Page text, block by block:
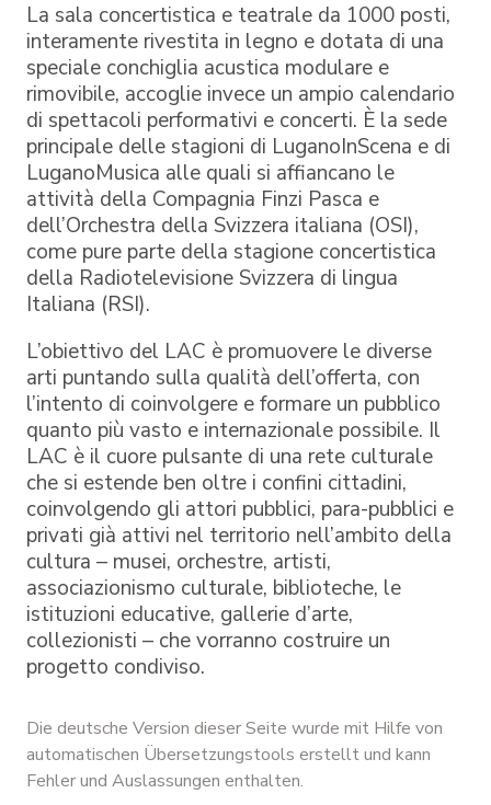
La sala concertistica e teatrale da 1000 posti,
interamente rivestita in legno e dotata di una
speciale conchiglia acustica modulare e
rimovibile, accoglie invece un ampio calendario
di spettacoli performativi e concerti. È la sede
principale delle stagioni di LuganoInScena e di
LuganoMusica alle quali si affiancano le
attività della Compagnia Finzi Pasca e
dell’Orchestra della Svizzera italiana (OSI),
come pure parte della stagione concertistica
della Radiotelevisione Svizzera di lingua
Italiana (RSI).
L’obiettivo del LAC è promuovere le diverse
arti puntando sulla qualità dell’offerta, con
l’intento di coinvolgere e formare un pubblico
quanto più vasto e internazionale possibile. Il
LAC è il cuore pulsante di una rete culturale
che si estende ben oltre i confini cittadini,
coinvolgendo gli attori pubblici, para-pubblici e
privati già attivi nel territorio nell’ambito della
cultura – musei, orchestre, artisti,
associazionismo culturale, biblioteche, le
istituzioni educative, gallerie d’arte,
collezionisti – che vorranno costruire un
progetto condiviso.
Die deutsche Version dieser Seite wurde mit Hilfe von
automatischen Übersetzungstools erstellt und kann
Fehler und Auslassungen enthalten.